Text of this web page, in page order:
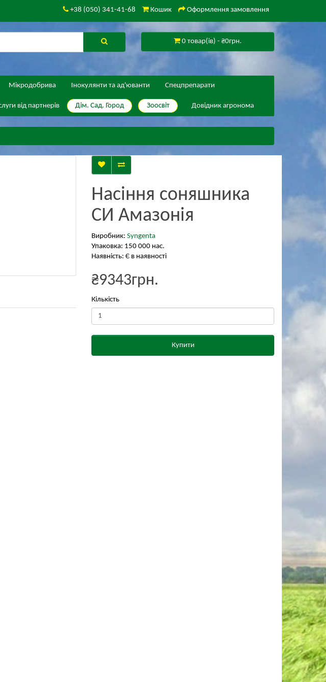
+38 (050) 341-41-68 Кошик Оформлення замовлення
0 товар(ів) - ₴0грн.
Мікродобрива Інокулянти та ад'юванти Спецпрепарати
від партнерів Дім. Сад. Город Зоосвіт Довідник агронома
Насіння соняшника
СИ Амазонія
Виробник: Syngenta
Упаковка: 150 000 нас.
Наявність: Є в наявності
₴9343грн.
Кількість
Купити